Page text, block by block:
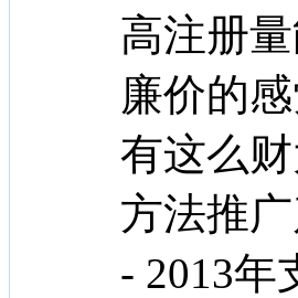
高注册
廉价的
有这么
方法推
- 2013年